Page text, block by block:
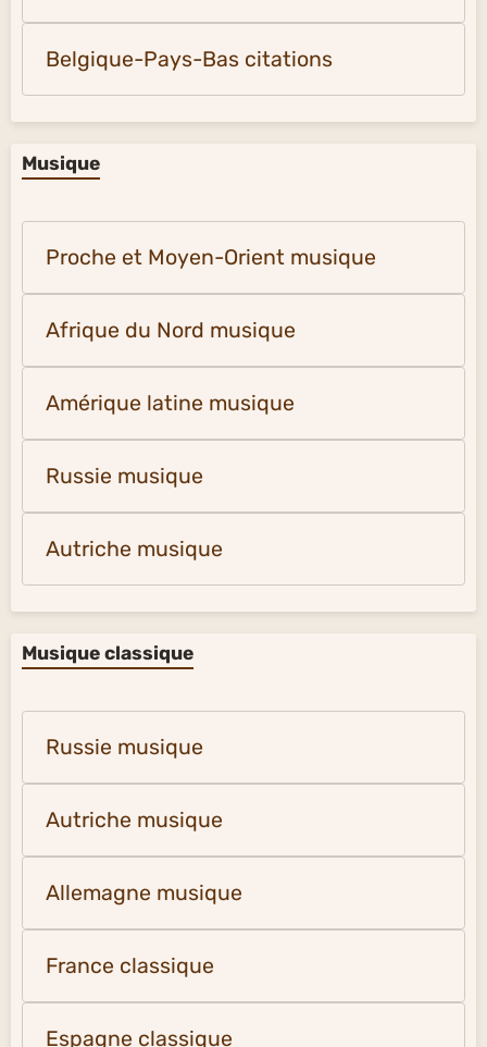
Belgique-Pays-Bas citations
Musique
Proche et Moyen-Orient musique
Afrique du Nord musique
Amérique latine musique
Russie musique
Autriche musique
Musique classique
Russie musique
Autriche musique
Allemagne musique
France classique
Espagne classique